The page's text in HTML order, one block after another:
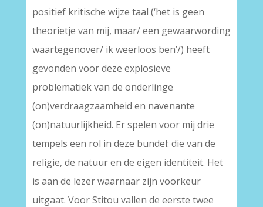
positief kritische wijze taal (‘het is geen
theorietje van mij, maar/ een gewaarwording
waartegenover/ ik weerloos ben’/) heeft
gevonden voor deze explosieve
problematiek van de onderlinge
(on)verdraagzaamheid en navenante
(on)natuurlijkheid. Er spelen voor mij drie
tempels een rol in deze bundel: die van de
religie, de natuur en de eigen identiteit. Het
is aan de lezer waarnaar zijn voorkeur
uitgaat. Voor Stitou vallen de eerste twee